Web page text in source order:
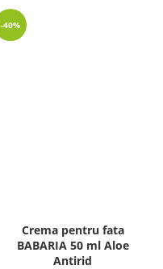
-40%
Crema pentru fata
BABARIA 50 ml Aloe
Antirid